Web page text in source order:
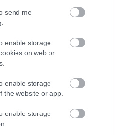
send me
enable storage
on web or
enable storage
the website or app.
enable storage
fidesz,költségek,közműszolgáltatók
Megint egy